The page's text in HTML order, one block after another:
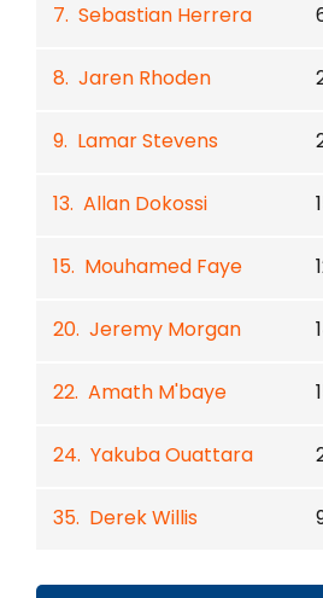
7. Sebastian Herrera
8. Jaren Rhoden
9. Lamar Stevens
13. Allan Dokossi
15. Mouhamed Faye
20. Jeremy Morgan
22. Amath M'baye
24. Yakuba Ouattara
35. Derek Willis